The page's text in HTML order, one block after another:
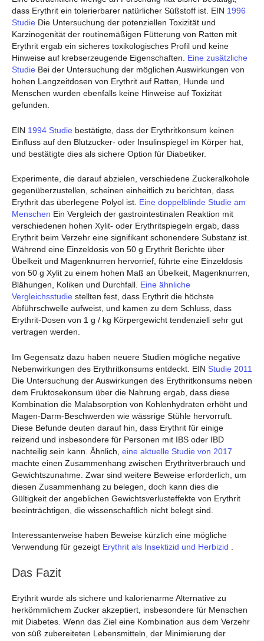
dass Erythrit ein tolerierbarer natürlicher Süßstoff ist. EIN 1996
Studie Die Untersuchung der potenziellen Toxizität und
Karzinogenität der routinemäßigen Fütterung von Ratten mit
Erythrit ergab ein sicheres toxikologisches Profil und keine
Hinweise auf krebserzeugende Eigenschaften. Eine zusätzliche
Studie Bei der Untersuchung der möglichen Auswirkungen von
hohen Langzeitdosen von Erythrit auf Ratten, Hunde und
Menschen wurden ebenfalls keine Hinweise auf Toxizität
gefunden.
EIN 1994 Studie bestätigte, dass der Erythritkonsum keinen
Einfluss auf den Blutzucker- oder Insulinspiegel im Körper hat,
und bestätigte dies als sichere Option für Diabetiker.
Experimente, die darauf abzielen, verschiedene Zuckeralkohole
gegenüberzustellen, scheinen einheitlich zu berichten, dass
Erythrit das überlegene Polyol ist. Eine doppelblinde Studie am
Menschen Ein Vergleich der gastrointestinalen Reaktion mit
verschiedenen hohen Xylit- oder Erythritspiegeln ergab, dass
Erythrit beim Verzehr eine signifikant schonendere Substanz ist.
Während eine Einzeldosis von 50 g Erythrit Berichte über
Übelkeit und Magenknurren hervorrief, führte eine Einzeldosis
von 50 g Xylit zu einem hohen Maß an Übelkeit, Magenknurren,
Blähungen, Koliken und Durchfall. Eine ähnliche
Vergleichsstudie stellten fest, dass Erythrit die höchste
Abführschwelle aufweist, und kamen zu dem Schluss, dass
Erythrit-Dosen von 1 g / kg Körpergewicht tendenziell sehr gut
vertragen werden.
Im Gegensatz dazu haben neuere Studien mögliche negative
Nebenwirkungen des Erythritkonsums entdeckt. EIN Studie 2011
Die Untersuchung der Auswirkungen des Erythritkonsums neben
dem Fruktosekonsum über die Nahrung ergab, dass diese
Kombination die Malabsorption von Kohlenhydraten erhöht und
Magen-Darm-Beschwerden wie wässrige Stühle hervorruft.
Diese Befunde deuten darauf hin, dass Erythrit für einige
reizend und insbesondere für Personen mit IBS oder IBD
nachteilig sein kann. Ähnlich, eine aktuelle Studie von 2017
machte einen Zusammenhang zwischen Erythritverbrauch und
Gewichtszunahme. Zwar sind weitere Beweise erforderlich, um
diesen Zusammenhang zu belegen, doch kann dies die
Gültigkeit der angeblichen Gewichtsverlusteffekte von Erythrit
beeinträchtigen, die wissenschaftlich nicht belegt sind.
Interessanterweise haben Beweise kürzlich eine mögliche
Verwendung für gezeigt Erythrit als Insektizid und Herbizid
Das Fazit
Erythrit wurde als sichere und kalorienarme Alternative zu
herkömmlichem Zucker akzeptiert, insbesondere für Menschen
mit Diabetes. Wenn das Ziel eine Kombination aus dem Verzehr
von süß zubereiteten Lebensmitteln, der Minimierung der